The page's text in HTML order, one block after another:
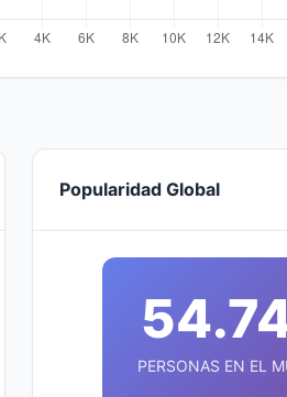
Popularidad Global
PERSONAS EN EL